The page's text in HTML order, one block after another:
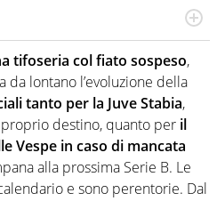
traslare il glossario del calcio in
ne farebbe parte. Non si perde
umori social del mondo delle
tifoseria col fiato sospeso,
da lontano l’evoluzione della
tanto per la Juve Stabia,
destino, quanto per il
Vespe in caso di mancata
alla prossima Serie B. Le
e sono perentorie. Dal